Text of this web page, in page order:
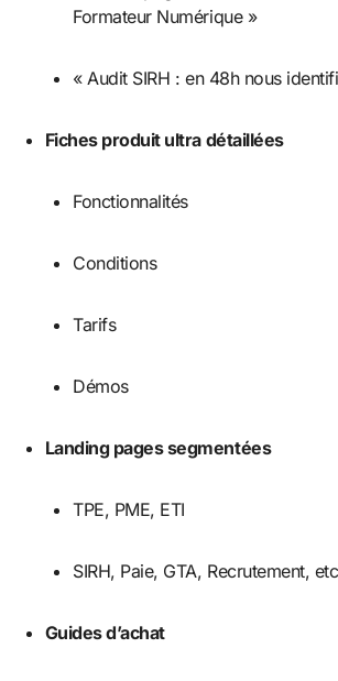
Formateur Numérique »
« Audit SIRH : en 48h nous
Fiches produit ultra détaillées
Fonctionnalités
Conditions
Tarifs
Démos
Landing pages segmentées
TPE, PME, ETI
SIRH, Paie, GTA, Recrutement,
Guides d’achat